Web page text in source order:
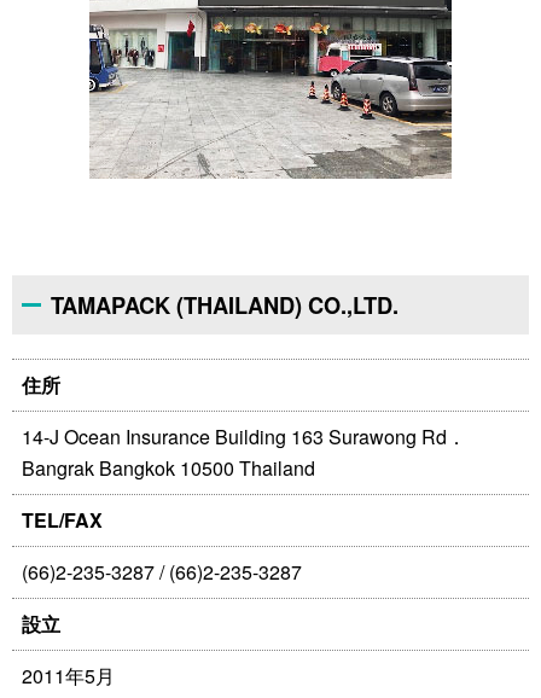
TAMAPACK (THAILAND) CO.,LTD.
住所
14-J Ocean Insurance Building 163 Surawong Rd．
Bangrak Bangkok 10500 Thailand
TEL/FAX
(66)2-235-3287 / (66)2-235-3287
設立
2011年5月